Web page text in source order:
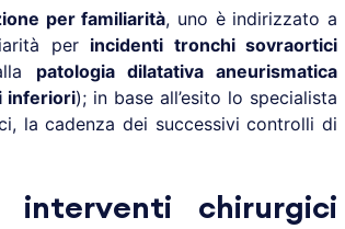
per familiarità, uno è indirizzato a
per incidenti tronchi sovraortici
patologia dilatativa aneurismatica
inferiori); in base all’esito lo specialista
la cadenza dei successivi controlli di
chirurgici